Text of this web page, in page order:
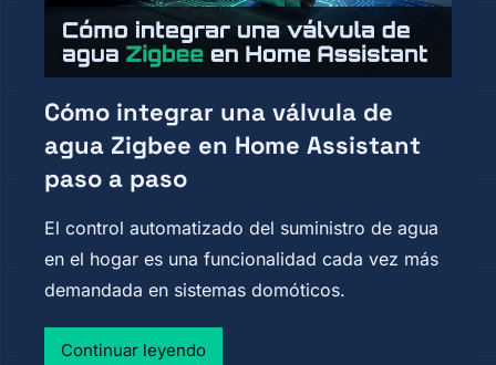
Cómo integrar una válvula de
agua Zigbee en Home Assistant
paso a paso
El control automatizado del suministro de agua
en el hogar es una funcionalidad cada vez más
demandada en sistemas domóticos.
Continuar leyendo